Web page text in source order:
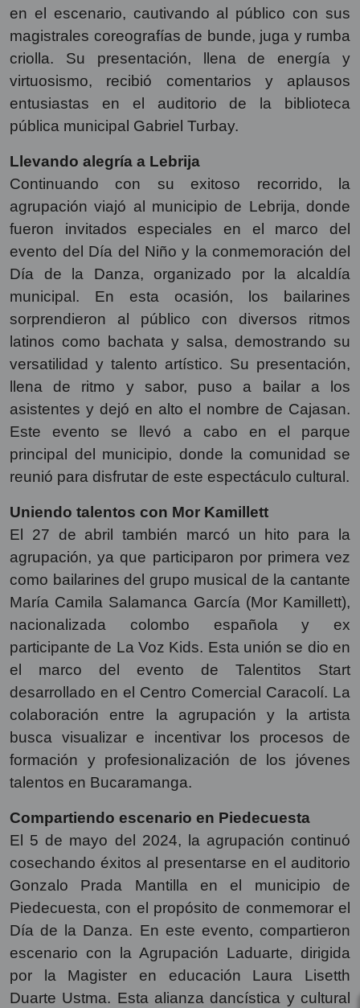
en el escenario, cautivando al público con sus
magistrales coreografías de bunde, juga y rumba
criolla. Su presentación, llena de energía y
virtuosismo, recibió comentarios y aplausos
entusiastas en el auditorio de la biblioteca
pública municipal Gabriel Turbay.
Llevando alegría a Lebrija
Continuando con su exitoso recorrido, la
agrupación viajó al municipio de Lebrija, donde
fueron invitados especiales en el marco del
evento del Día del Niño y la conmemoración del
Día de la Danza, organizado por la alcaldía
municipal. En esta ocasión, los bailarines
sorprendieron al público con diversos ritmos
latinos como bachata y salsa, demostrando su
versatilidad y talento artístico. Su presentación,
llena de ritmo y sabor, puso a bailar a los
asistentes y dejó en alto el nombre de Cajasan.
Este evento se llevó a cabo en el parque
principal del municipio, donde la comunidad se
reunió para disfrutar de este espectáculo cultural.
Uniendo talentos con Mor Kamillett
El 27 de abril también marcó un hito para la
agrupación, ya que participaron por primera vez
como bailarines del grupo musical de la cantante
María Camila Salamanca García (Mor Kamillett),
nacionalizada colombo española y ex
participante de La Voz Kids. Esta unión se dio en
el marco del evento de Talentitos Start
desarrollado en el Centro Comercial Caracolí. La
colaboración entre la agrupación y la artista
busca visualizar e incentivar los procesos de
formación y profesionalización de los jóvenes
talentos en Bucaramanga.
Compartiendo escenario en Piedecuesta
El 5 de mayo del 2024, la agrupación continuó
cosechando éxitos al presentarse en el auditorio
Gonzalo Prada Mantilla en el municipio de
Piedecuesta, con el propósito de conmemorar el
Día de la Danza. En este evento, compartieron
escenario con la Agrupación Laduarte, dirigida
por la Magister en educación Laura Lisetth
Duarte Ustma. Esta alianza dancística y cultural